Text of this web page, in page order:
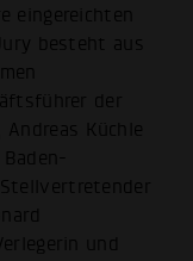
eingereichten
besteht aus
der
Küchle
und